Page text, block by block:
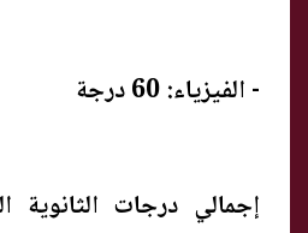
- الفيزياء: 60 درجة